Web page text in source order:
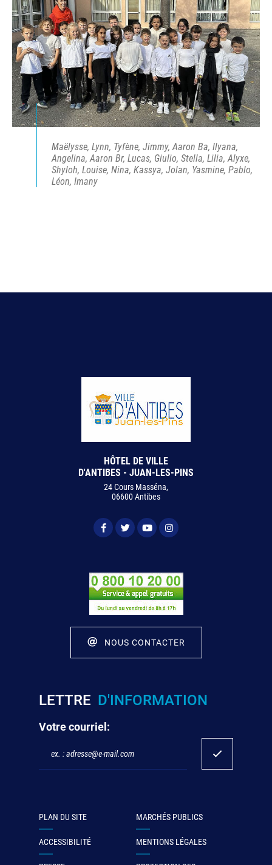
Maëlysse, Lynn, Tyfène, Jimmy, Aaron Ba, Ilyana,
Angelina, Aaron Br, Lucas, Giulio, Stella, Lilia, Alyxe,
Shyloh, Louise, Nina, Kassya, Jolan, Yasmine, Pablo,
Léon, Imany
HÔTEL DE VILLE
D'ANTIBES - JUAN-LES-PINS
24 Cours Masséna,
06600 Antibes
NOUS CONTACTER
LETTRE D'INFORMATION
Votre courriel:
PLAN DU SITE MARCHÉS PUBLICS
ACCESSIBILITÉ MENTIONS LÉGALES